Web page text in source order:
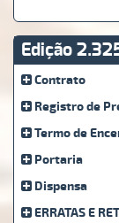
Edição
Contrato
Registro de
Termo de
Portaria
Dispensa
ERRATAS E